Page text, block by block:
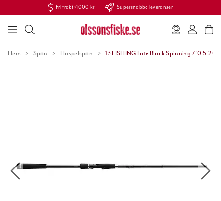
Fri frakt >1000 kr Supersnabba leveranser
Hem Spön Haspelspön 13 FISHING Fate Black Spinning 7`0 5-20g